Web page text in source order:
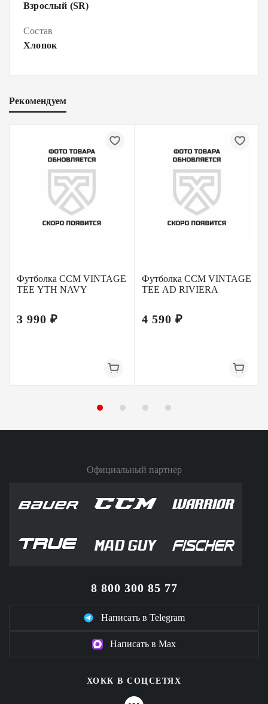
Взрослый (SR)
Состав
Хлопок
Рекомендуем
Футболка CCM VINTAGE
TEE YTH NAVY
3 990 ₽
Футболка CCM VINTAGE
TEE AD RIVIERA
4 590 ₽
Официальный партнер
8 800 300 85 77
Написать в Telegram
Написать в Max
ХОКК В СОЦСЕТЯХ